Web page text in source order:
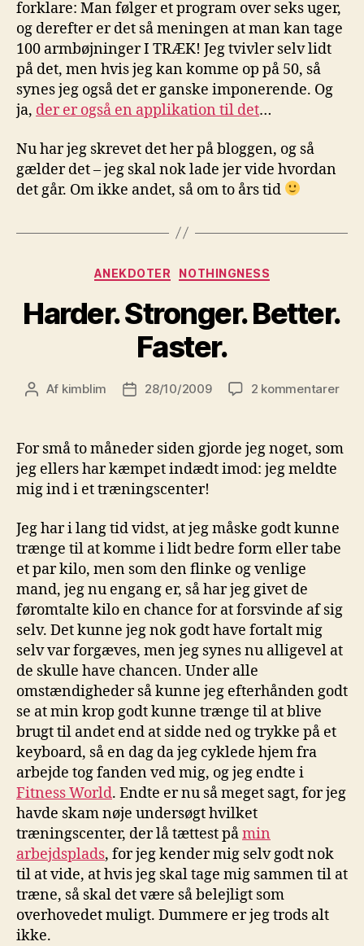
forklare: Man følger et program over seks uger,
og derefter er det så meningen at man kan tage
100 armbøjninger I TRÆK! Jeg tvivler selv lidt
på det, men hvis jeg kan komme op på 50, så
synes jeg også det er ganske imponerende. Og
ja, der er også en applikation til det…
Nu har jeg skrevet det her på bloggen, og så
gælder det – jeg skal nok lade jer vide hvordan
det går. Om ikke andet, så om to års tid
Kategorier
ANEKDOTER NOTHINGNESS
Harder. Stronger. Better.
Faster.
Indlægsforfatter
Af kimblim Indlægsdato
28/10/2009 2 kommentarertil
For små to måneder siden gjorde jeg noget, som
jeg ellers har kæmpet indædt imod: jeg meldte
mig ind i et træningscenter!
Jeg har i lang tid vidst, at jeg måske godt kunne
trænge til at komme i lidt bedre form eller tabe
et par kilo, men som den flinke og venlige
mand, jeg nu engang er, så har jeg givet de
føromtalte kilo en chance for at forsvinde af sig
selv. Det kunne jeg nok godt have fortalt mig
selv var forgæves, men jeg synes nu alligevel at
de skulle have chancen. Under alle
omstændigheder så kunne jeg efterhånden godt
se at min krop godt kunne trænge til at blive
brugt til andet end at sidde ned og trykke på et
keyboard, så en dag da jeg cyklede hjem fra
arbejde tog fanden ved mig, og jeg endte i
Fitness World. Endte er nu så meget sagt, for jeg
havde skam nøje undersøgt hvilket
træningscenter, der lå tættest påmin
arbejdsplads, for jeg kender mig selv godt nok
til at vide, at hvis jeg skal tage mig sammen til at
træne, så skal det være så belejligt som
overhovedet muligt. Dummere er jeg trods alt
ikke.